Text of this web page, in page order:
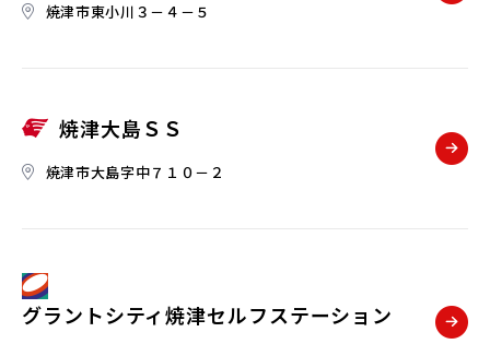
焼津市東小川３－４－５
焼津大島ＳＳ
焼津市大島字中７１０－２
グラントシティ焼津セルフステーション